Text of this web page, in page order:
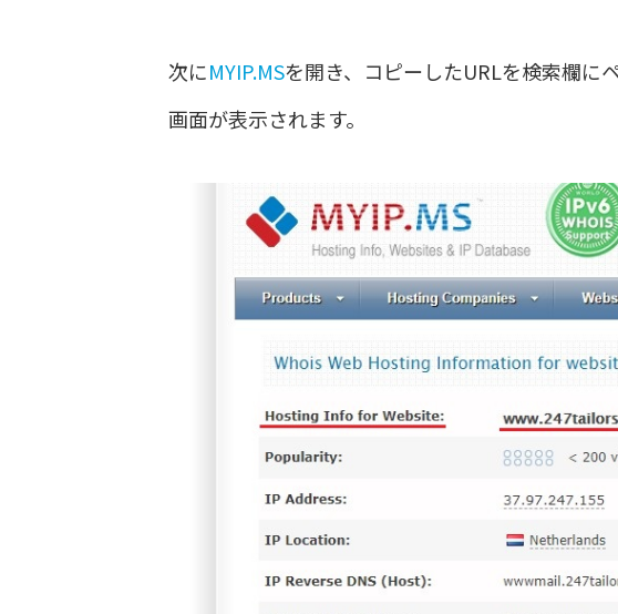
次にMYIP.MSを開き、コピーしたURLを検索欄に
画面が表示されます。